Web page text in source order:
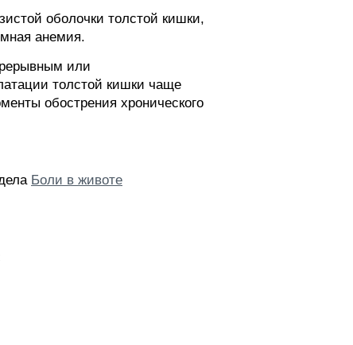
оболочки толстой кишки,
анемия.
или
толстой кишки чаще
обострения хронического
Боли в животе